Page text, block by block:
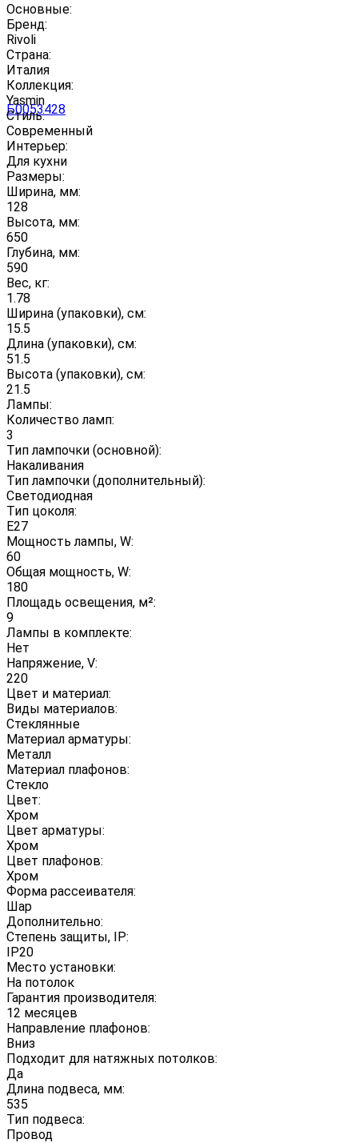
Основные:
Бренд:
Rivoli
Страна:
Италия
Коллекция:
Yasmin
Стиль:
Современный
Интерьер:
Для кухни
Размеры:
Ширина, мм:
128
Высота, мм:
650
Глубина, мм:
590
Вес, кг:
1.78
Ширина (упаковки), см:
15.5
Длина (упаковки), см:
51.5
Высота (упаковки), см:
21.5
Лампы:
Количество ламп:
3
Тип лампочки (основной):
Накаливания
Тип лампочки (дополнительный):
Светодиодная
Тип цоколя:
E27
Мощность лампы, W:
60
Общая мощность, W:
180
Площадь освещения, м²:
9
Лампы в комплекте:
Нет
Напряжение, V:
220
Цвет и материал:
Виды материалов:
Стеклянные
Материал арматуры:
Металл
Материал плафонов:
Стекло
Цвет:
Хром
Цвет арматуры:
Хром
Цвет плафонов:
Хром
Форма рассеивателя:
Шар
Дополнительно:
Степень защиты, IP:
IP20
Место установки:
На потолок
Гарантия производителя:
12 месяцев
Направление плафонов:
Вниз
Подходит для натяжных потолков:
Да
Длина подвеса, мм:
535
Тип подвеса:
Провод